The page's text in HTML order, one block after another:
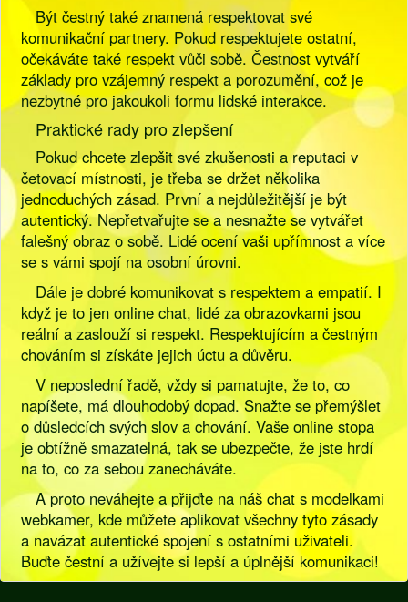
Být čestný také znamená respektovat své
komunikační partnery. Pokud respektujete ostatní,
očekáváte také respekt vůči sobě. Čestnost vytváří
základy pro vzájemný respekt a porozumění, což je
nezbytné pro jakoukoli formu lidské interakce.
Praktické rady pro zlepšení
Pokud chcete zlepšit své zkušenosti a reputaci v
četovací místnosti, je třeba se držet několika
jednoduchých zásad. První a nejdůležitější je být
autentický. Nepřetvařujte se a nesnažte se vytvářet
falešný obraz o sobě. Lidé ocení vaši upřímnost a více
se s vámi spojí na osobní úrovni.
Dále je dobré komunikovat s respektem a empatií. I
když je to jen online chat, lidé za obrazovkami jsou
reální a zaslouží si respekt. Respektujícím a čestným
chováním si získáte jejich úctu a důvěru.
V neposlední řadě, vždy si pamatujte, že to, co
napíšete, má dlouhodobý dopad. Snažte se přemýšlet
o důsledcích svých slov a chování. Vaše online stopa
je obtížně smazatelná, tak se ubezpečte, že jste hrdí
na to, co za sebou zanecháváte.
A proto neváhejte a přijďte na náš chat s modelkami
webkamer, kde můžete aplikovat všechny tyto zásady
a navázat autentické spojení s ostatními uživateli.
Buďte čestní a užívejte si lepší a úplnější komunikaci!